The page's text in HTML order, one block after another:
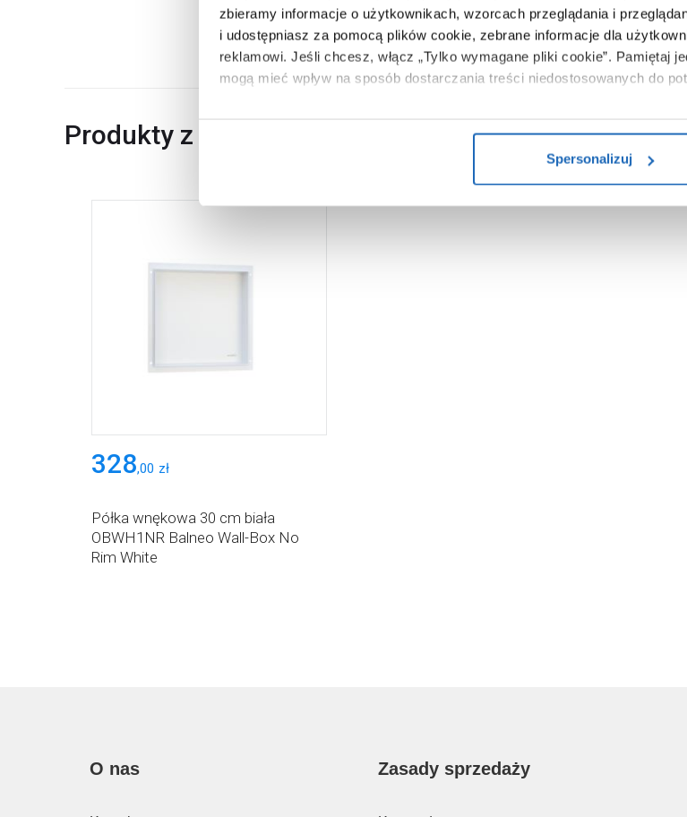
zbieramy informacje o użytkownikach, wzorcach przeglądania i
i udostępniasz za pomocą plików cookie, zebrane informacje dla
reklamowi. Jeśli chcesz, włącz „Tylko wymagane pliki cookie”. Pamiętaj
mogą mieć wpływ na sposób dostarczania treści niedostosowanych do
Aby uzyskać więcej informacji na temat plików plików cookie, kliknij
Spersonalizuj
Dane producenta
Zobacz
Produkty z serii
328,00 zł
Półka wnękowa 30 cm biała
OBWH1NR Balneo Wall-Box No
Rim White
O nas Zasady sprzedaży